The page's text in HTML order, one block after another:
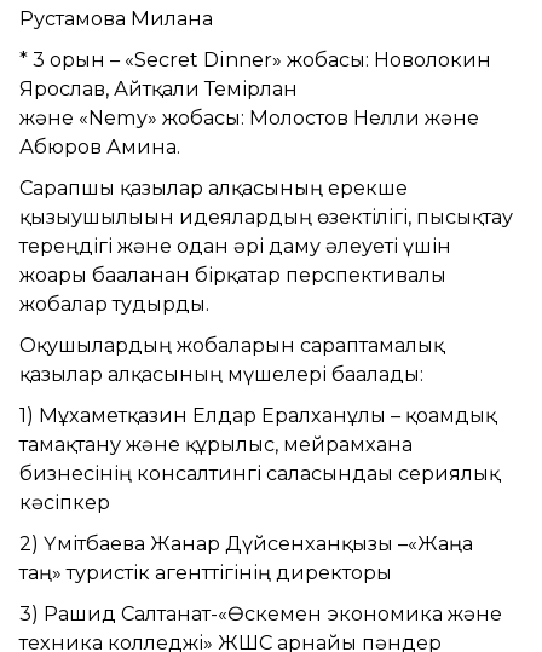
Рустамова Милана
* 3 орын – «Secret Dinner» жобасы: Новолокин
Ярослав, Айтқали Темірлан
және «Nemy» жобасы: Молостов Нелли және
Абюров Амина.
Сарапшы қазылар алқасының ерекше
қызығушылығын идеялардың өзектілігі, пысықтау
тереңдігі және одан әрі даму әлеуеті үшін
жоғары бағаланған бірқатар перспективалы
жобалар тудырды.
Оқушылардың жобаларын сараптамалық
қазылар алқасының мүшелері бағалады:
1) Мұхаметқазин Елдар Ералханұлы – қоғамдық
тамақтану және құрылыс, мейрамхана
бизнесінің консалтингі саласындағы сериялық
кәсіпкер
2) Үмітбаева Жанар Дүйсенханқызы –«Жаңа
таң» туристік агенттігінің директоры
3) Рашид Салтанат-«Өскемен экономика және
техника колледжі» ЖШС арнайы пәндер